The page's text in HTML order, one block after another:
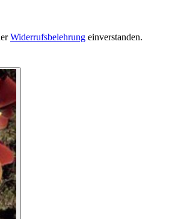
Widerrufsbelehrung einverstanden.